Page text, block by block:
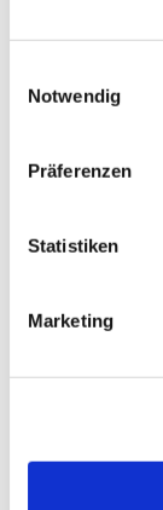
Notwendig
Präferenzen
Statistiken
Marketing